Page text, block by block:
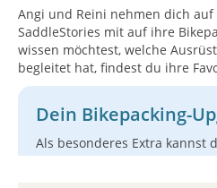
Angi und Reini nehmen dich auf
SaddleStories mit auf ihre
wissen möchtest, welche
begleitet hat, findest du ihre
Dein Bikepacking-
Als besonderes Extra kannst
auf deine